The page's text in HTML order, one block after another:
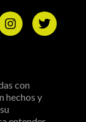
con
hechos y